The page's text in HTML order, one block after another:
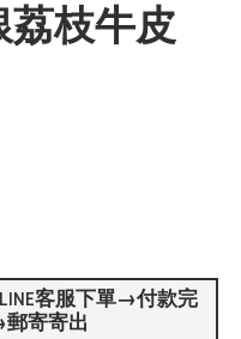
荔枝牛皮
客服下單→付款完
寄寄出